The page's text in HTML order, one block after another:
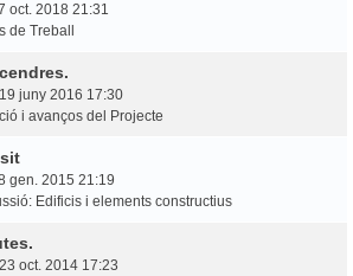
oct. 2018 21:31
de Treball
19 juny 2016 17:30
i avanços del Projecte
gen. 2015 21:19
Edificis i elements constructius
23 oct. 2014 17:23